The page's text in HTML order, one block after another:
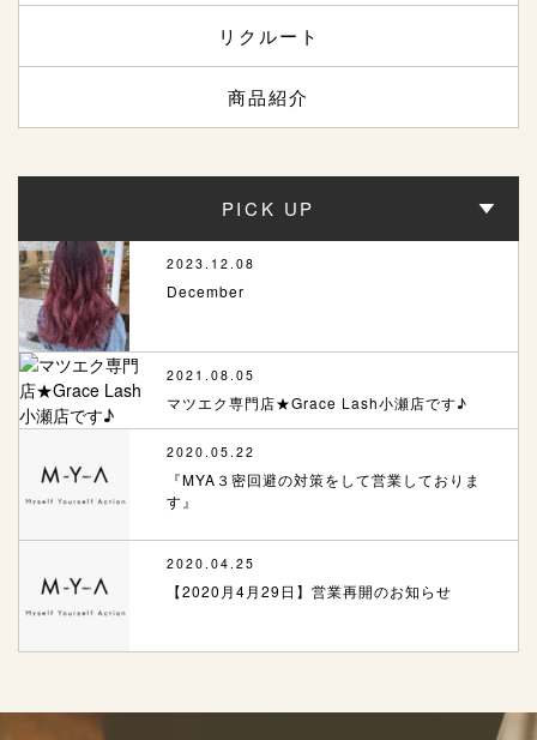
リクルート
商品紹介
PICK UP
2023.12.08
December
2021.08.05
マツエク専門店★Grace Lash小瀬店です♪
2020.05.22
『MYA３密回避の対策をして営業しておりま
す』
2020.04.25
【2020月4月29日】営業再開のお知らせ